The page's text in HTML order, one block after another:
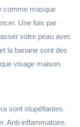
comme masque
Une fois par
votre peau avec
la banane sont des
visage maison.
sont stupéfiantes.
Anti-inflammatoire,